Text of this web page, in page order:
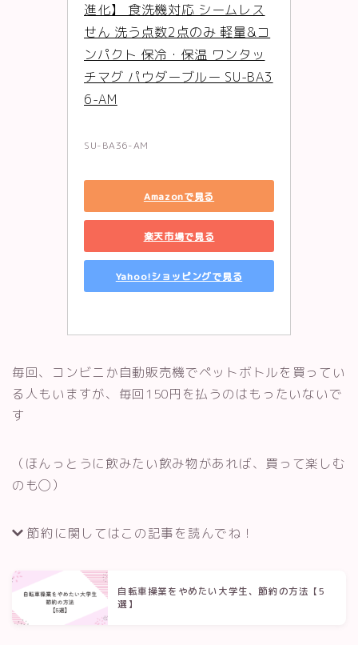
進化】 食洗機対応 シームレス
せん 洗う点数2点のみ 軽量&コ
ンパクト 保冷・保温 ワンタッ
チマグ パウダーブルー SU-BA3
6-AM
SU-BA36-AM
Amazonで見る
楽天市場で見る
Yahoo!ショッピングで見る
毎回、コンビニか自動販売機でペットボトルを買ってい
る人もいますが、毎回150円を払うのはもったいないで
す
（ほんっとうに飲みたい飲み物があれば、買って楽しむ
のも◯）
節約に関してはこの記事を読んでね！
自転車操業をやめたい大学生、節約の方法【5
選】